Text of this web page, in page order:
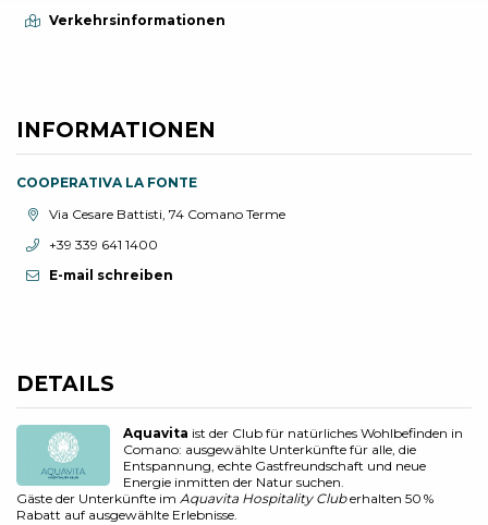
DETAILS
Aquavita ist der Club für natürliches Wohlbefinden in
Comano: ausgewählte Unterkünfte für alle, die
Entspannung, echte Gastfreundschaft und neue
Energie inmitten der Natur suchen.
Gäste der Unterkünfte im Aquavita Hospitality Cluberhalten 50 %
Rabatt auf ausgewählte Erlebnisse.
Verkehrsinformationen
INFORMATIONEN
COOPERATIVA LA FONTE
aria.location:
Via Cesare Battisti, 74 Comano Terme
aria.phone:
+39 339 641 1400
E-mail schreiben